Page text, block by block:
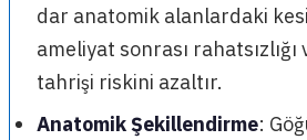
dar anatomik alanlardaki
ameliyat sonrası
tahrişi riskini azaltır.
Anatomik Şekillendirme: